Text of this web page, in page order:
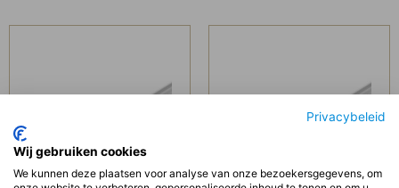
Privacybeleid
Wij gebruiken cookies
We kunnen deze plaatsen voor analyse van onze bezoekersgegevens, om